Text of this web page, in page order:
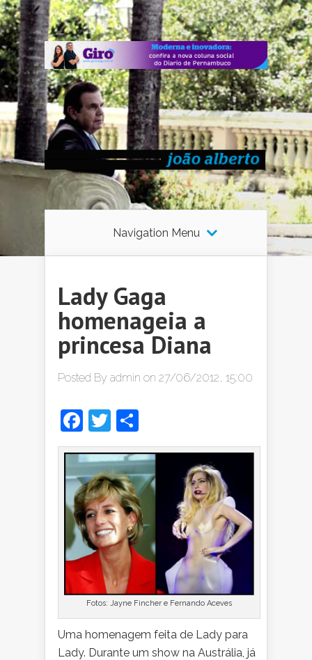
Navigation Menu
Lady Gaga
homenageia a
princesa Diana
Posted By admin on 27/06/2012, 15:00
Facebook
Twitter
Fotos: Jayne Fincher e Fernando Aceves
Uma homenagem feita de Lady para
Lady. Durante um show na Austrália, já